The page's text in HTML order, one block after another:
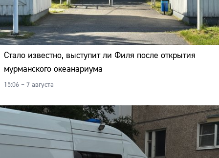
Стало известно, выступит ли Филя после открытия
мурманского океанариума
15:06 – 7 августа